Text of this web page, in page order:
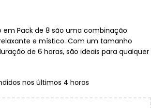
em Pack de 8 são uma combinação
e místico. Com um tamanho
de 6 horas, são ideais para qualquer
nos últimos 4 horas